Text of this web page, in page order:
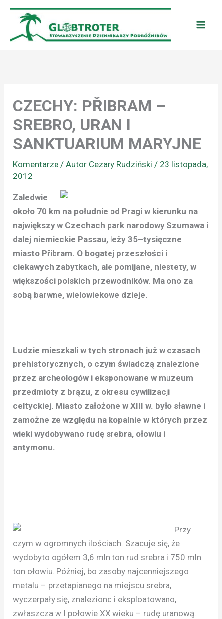
Przejdź
treści
CZECHY: PŘIBRAM –
SREBRO, URAN I
SANKTUARIUM MARYJNE
Komentarze / Autor Cezary Rudziński/ 23 listopada,
2012
Zaledwie
około 70 km na południe od Pragi w kierunku na
największy w Czechach park narodowy Szumawa i
dalej niemieckie Passau, leży 35–tysięczne
miasto Přibram. O bogatej przeszłości i
ciekawych zabytkach, ale pomijane, niestety, w
większości polskich przewodników. Ma ono za
sobą barwne, wielowiekowe dzieje.
Ludzie mieszkali w tych stronach już w czasach
prehistorycznych, o czym świadczą znalezione
przez archeologów i eksponowane w muzeum
przedmioty z brązu, z okresu cywilizacji
celtyckiej. Miasto założone w XIII w. było sławne i
zamożne ze względu na kopalnie w których przez
wieki wydobywano rudę srebra, ołowiu i
antymonu.
Przy
czym w ogromnych ilościach. Szacuje się, że
wydobyto ogółem 3,6 mln ton rud srebra i 750 mln
ton ołowiu. Później, bo zasoby najcenniejszego
metalu – przetapianego na miejscu srebra,
wyczerpały się, znaleziono i eksploatowano,
zwłaszcza w I połowie XX wieku – rudę uranową.